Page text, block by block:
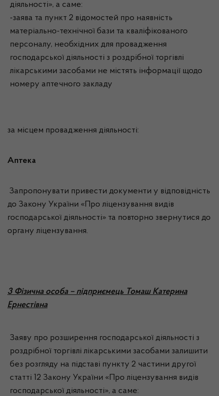
діяльності», а саме:
-заява та пункт 2 відомостей про наявність
матеріально-технічної бази та кваліфікованого
персоналу, необхідних для провадження
господарської діяльності з роздрібної торгівлі
лікарськими засобами не містять інформації щодо
номеру аптечного закладу
за місцем провадження діяльності:
Аптека
Запропонувати привести документи у відповідність
до Закону України «Про ліцензування видів
господарської діяльності» та повторно звернутися до
органу ліцензування.
3 Фізична особа – підприємець Томаш Катерина
Ернестівна
Заяву про розширення господарської діяльності з
роздрібної торгівлі лікарськими засобами залишити
без розгляду на підставі пункту 2 частини другої
статті 12 Закону України «Про ліцензування видів
господарської діяльності», а саме: